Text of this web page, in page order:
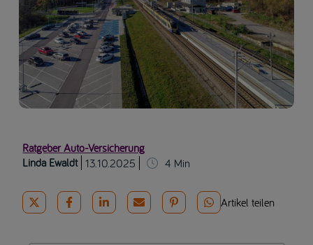
Ratgeber Auto-Versicherung
Linda Ewaldt 13.10.2025 4 Min
Artikel teilen